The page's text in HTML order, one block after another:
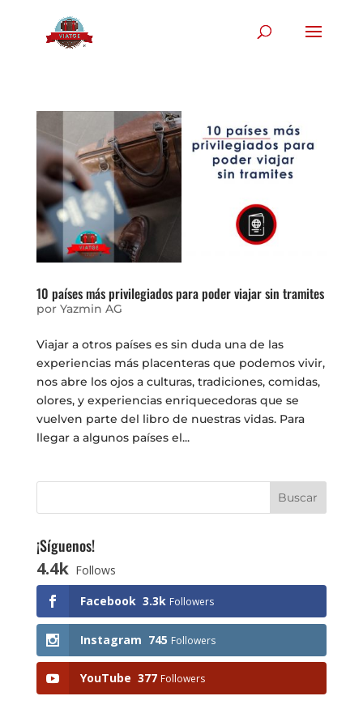
10 países más privilegiados para poder viajar sin tramites
por Yazmin AG
Viajar a otros países es sin duda una de las
experiencias más placenteras que podemos vivir,
nos abre los ojos a culturas, tradiciones, comidas,
olores, y experiencias enriquecedoras que se
vuelven parte del libro de nuestras vidas. Para
llegar a algunos países el...
¡Síguenos!
4.4k Follows
Facebook 3.3k Followers
Instagram 745 Followers
YouTube 377 Followers